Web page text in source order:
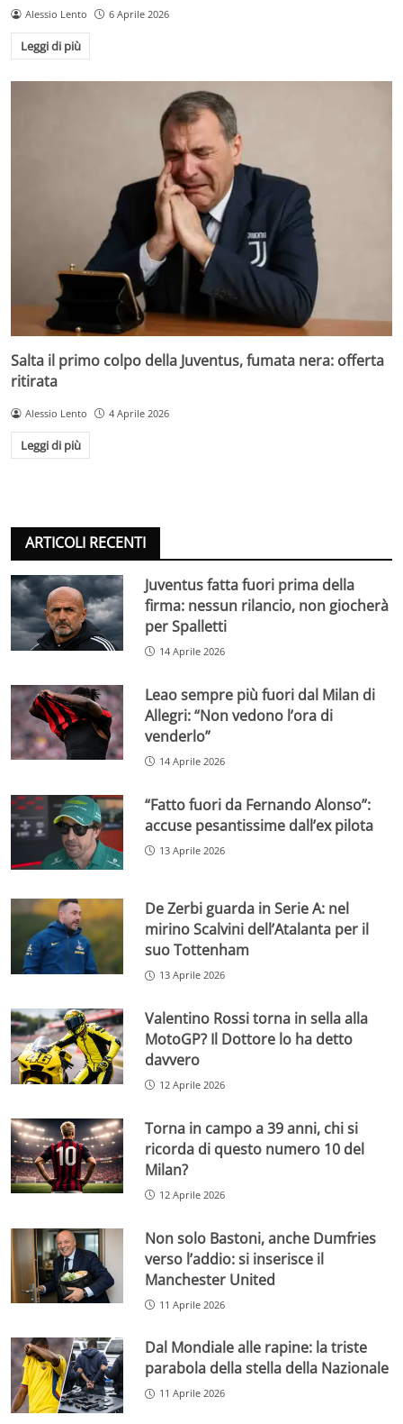
Alessio Lento 6 Aprile 2026
Leggi di più
Salta il primo colpo della Juventus, fumata nera: offerta
ritirata
Alessio Lento 4 Aprile 2026
Leggi di più
ARTICOLI RECENTI
Juventus fatta fuori prima della
firma: nessun rilancio, non giocherà
per Spalletti
14 Aprile 2026
Leao sempre più fuori dal Milan di
Allegri: “Non vedono l’ora di
venderlo”
14 Aprile 2026
“Fatto fuori da Fernando Alonso”:
accuse pesantissime dall’ex pilota
13 Aprile 2026
De Zerbi guarda in Serie A: nel
mirino Scalvini dell’Atalanta per il
suo Tottenham
13 Aprile 2026
Valentino Rossi torna in sella alla
MotoGP? Il Dottore lo ha detto
davvero
12 Aprile 2026
Torna in campo a 39 anni, chi si
ricorda di questo numero 10 del
Milan?
12 Aprile 2026
Non solo Bastoni, anche Dumfries
verso l’addio: si inserisce il
Manchester United
11 Aprile 2026
Dal Mondiale alle rapine: la triste
parabola della stella della Nazionale
11 Aprile 2026